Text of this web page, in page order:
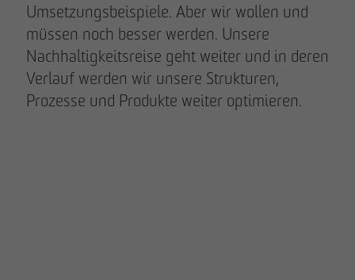
Umsetzungsbeispiele. Aber wir wollen und
müssen noch besser werden. Unsere
Nachhaltigkeitsreise geht weiter und in deren
Verlauf werden wir unsere Strukturen,
Prozesse und Produkte weiter optimieren.